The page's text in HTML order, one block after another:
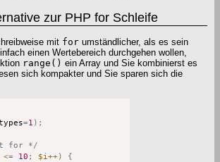
zur PHP for Schleife
mit for umständlicher, als es sein
einen Wertebereich durchgehen wollen,
range() ein Array und Sie kombinierst es
sich kompakter und Sie sparen sich die
=1 ) ;
for */
<= 10 ; $i++)
{